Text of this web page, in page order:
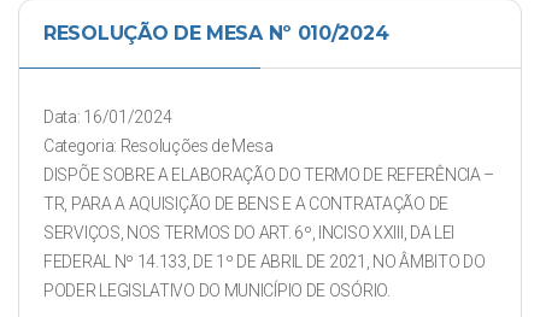
RESOLUÇÃO DE MESA Nº 010/2024
Data: 16/01/2024
Categoria: Resoluções de Mesa
DISPÕE SOBRE A ELABORAÇÃO DO TERMO DE REFERÊNCIA –
TR, PARA A AQUISIÇÃO DE BENS E A CONTRATAÇÃO DE
SERVIÇOS, NOS TERMOS DO ART. 6º, INCISO XXIII, DA LEI
FEDERAL Nº 14.133, DE 1º DE ABRIL DE 2021, NO ÂMBITO DO
PODER LEGISLATIVO DO MUNICÍPIO DE OSÓRIO.